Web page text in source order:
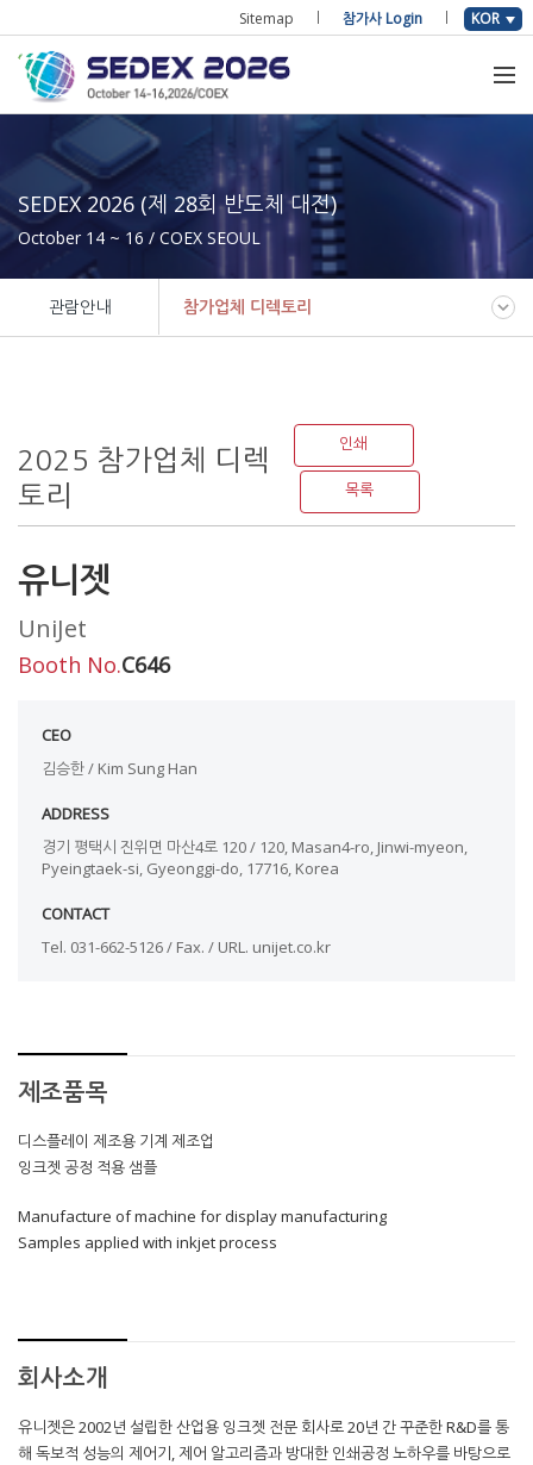
Sitemap 참가사 Login KOR
SEDEX 2026 (제 28회 반도체 대전)
October 14 ~ 16 / COEX SEOUL
관람안내 참가업체 디렉토리
2025 참가업체 디렉
토리
인쇄
목록
유니젯
UniJet
Booth No.C646
CEO
김승한 / Kim Sung Han
ADDRESS
경기 평택시 진위면 마산4로 120 / 120, Masan4-ro, Jinwi-myeon,
Pyeingtaek-si, Gyeonggi-do, 17716, Korea
CONTACT
Tel. 031-662-5126 / Fax. / URL. unijet.co.kr
제조품목
디스플레이 제조용 기계 제조업
잉크젯 공정 적용 샘플
Manufacture of machine for display manufacturing
Samples applied with inkjet process
회사소개
유니젯은 2002년 설립한 산업용 잉크젯 전문 회사로 20년 간 꾸준한 R&D를 통
해 독보적 성능의 제어기, 제어 알고리즘과 방대한 인쇄공정 노하우를 바탕으로